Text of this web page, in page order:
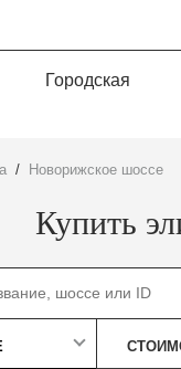
Городская
Новорижское шоссе
Купить